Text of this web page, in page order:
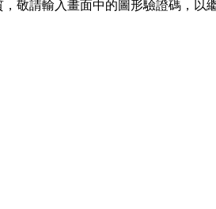
敬請輸入畫面中的圖形驗證碼，以